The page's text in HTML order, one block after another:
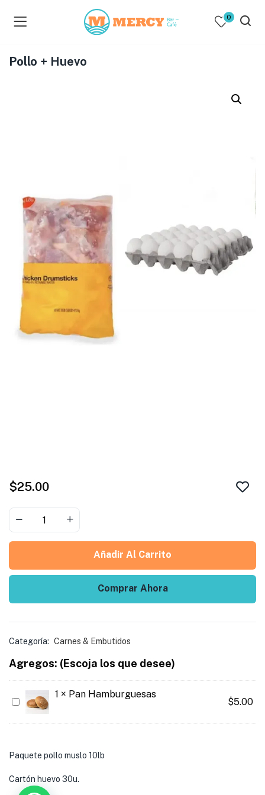
0
Pollo + Huevo
$25.00
Añadir Al Carrito
Comprar Ahora
Categoría: Carnes & Embutidos
Agregos: (Escoja los que desee)
Pan
1 × Pan Hamburguesas
$5.00
Paquete pollo muslo 10lb
Cartón huevo 30u.